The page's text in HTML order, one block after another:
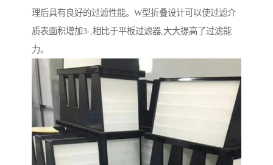
理后具有良好的过滤性能。W型折叠设计可以使过滤介
质表面积增加3-,相比于平板过滤器,大大提高了过滤能
力。